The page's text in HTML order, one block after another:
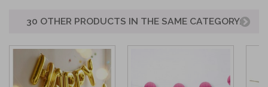
30 OTHER PRODUCTS IN THE SAME CATEGORY: